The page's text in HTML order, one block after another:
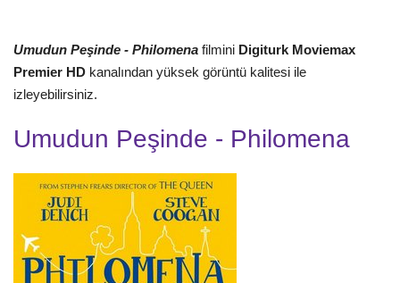
Umudun Peşinde - Philomena filmini Digiturk Moviemax
Premier HD kanalından yüksek görüntü kalitesi ile
izleyebilirsiniz.
Umudun Peşinde - Philomena